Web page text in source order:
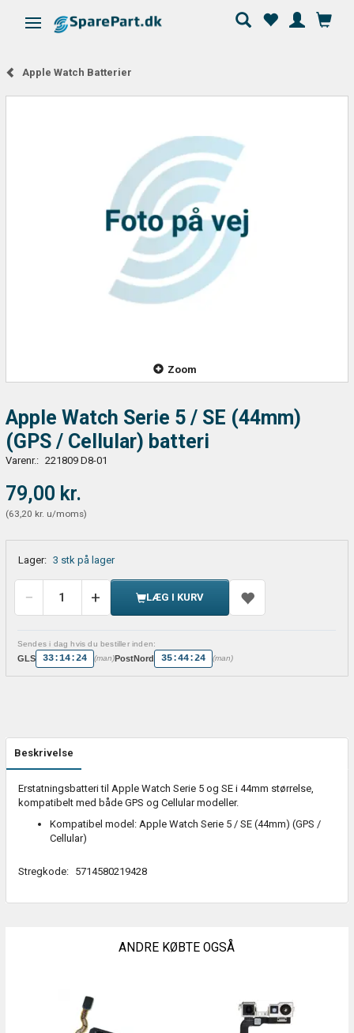
Skifte navigation
Apple Watch Batterier
Zoom
Apple Watch Serie 5 / SE (44mm)
(GPS / Cellular) batteri
Varenr.: 221809 D8-01
79,00 kr.
(63,20 kr. u/moms)
Lager: 3 stk på lager
LÆG I KURV
Sendes i dag hvis du bestiller inden:
GLS 33:14:24 (man)PostNord 35:44:24 (man)
Beskrivelse
Erstatningsbatteri til Apple Watch Serie 5 og SE i 44mm størrelse,
kompatibelt med både GPS og Cellular modeller.
Kompatibel model: Apple Watch Serie 5 / SE (44mm) (GPS /
Cellular)
Stregkode: 5714580219428
ANDRE KØBTE OGSÅ